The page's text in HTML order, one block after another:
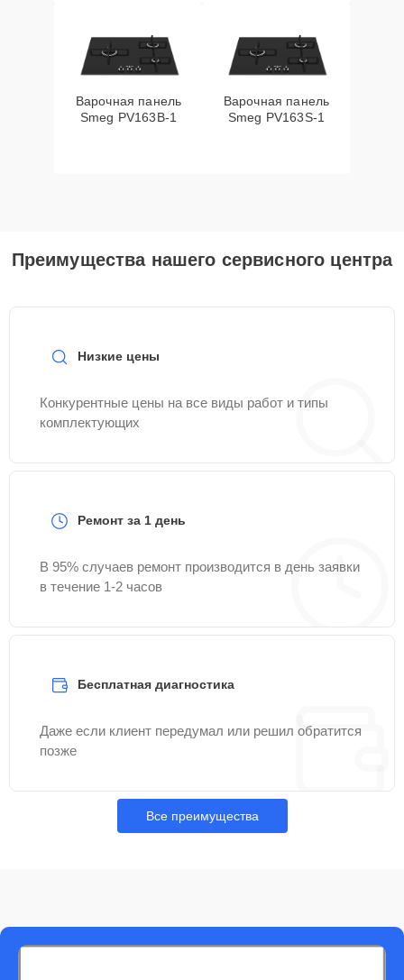
Варочная панель
Smeg PV163B-1
Варочная панель
Smeg PV163S-1
Преимущества нашего сервисного центра
Низкие цены
Конкурентные цены на все виды работ и типы
комплектующих
Ремонт за 1 день
В 95% случаев ремонт производится в день заявки
в течение 1-2 часов
Бесплатная диагностика
Даже если клиент передумал или решил обратится
позже
Все преимущества